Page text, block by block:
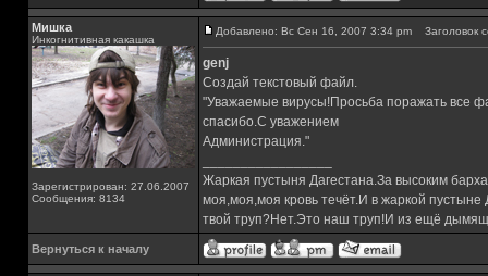
Мишка
Инкогнитивная какашка
Зарегистрирован: 27.06.2007
Сообщения: 8134
Добавлено: Вс Сен 16, 2007 3:34 pm Заголовок
genj
Создай текстовый файл.
"Уважаемые вирусы!Просьба поражать все
спасибо.С уважением
Администрация."
Жаркая пустыня Дагестана.За высоким
моя,моя,моя кровь течёт.И в жаркой
твой труп?Нет.Это наш труп!И из ещё
Вернуться к началу